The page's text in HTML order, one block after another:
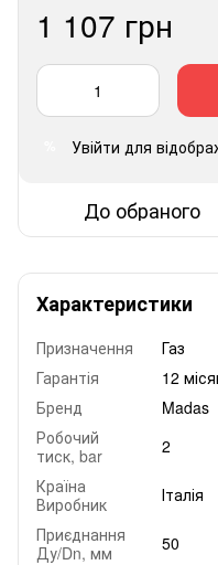
1 107 грн
Увійти для
До обраного
Характеристики
Призначення
Газ
Гарантія
12
Бренд
Madas
Робочий
тиск, bar
2
Країна
Виробник
Італія
Приєднання
Ду/Dn, мм
50